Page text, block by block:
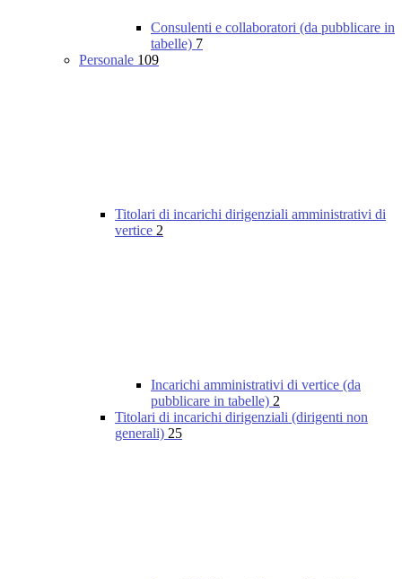
Consulenti e collaboratori (da pubblicare in
tabelle) 7
Personale 109
Titolari di incarichi dirigenziali amministrativi di
vertice 2
Incarichi amministrativi di vertice (da
pubblicare in tabelle) 2
Titolari di incarichi dirigenziali (dirigenti non
generali) 25